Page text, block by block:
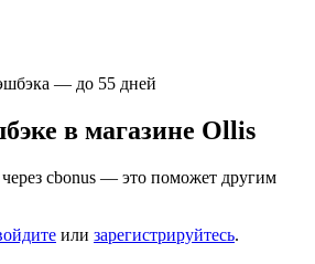
— до 55 дней
в магазине Ollis
cbonus — это поможет другим
или зарегистрируйтесь.